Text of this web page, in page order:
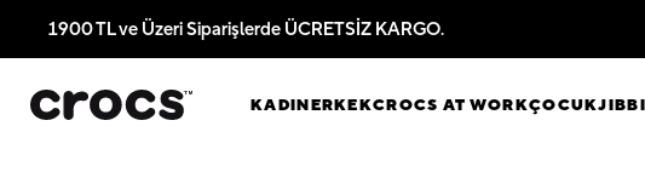
1900 TL ve Üzeri Siparişlerde ÜCRETSİZ KARGO.
KADINERKEKCROCS AT WORKÇOCUK